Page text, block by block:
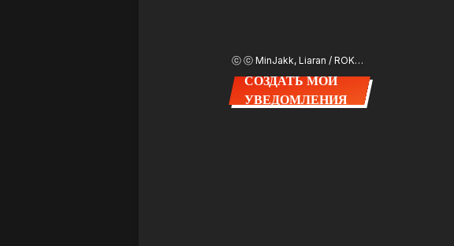
ⓒ ​ⓒ MinJakk, Liaran / ROKMEDIA
СОЗДАТЬ МОИ
УВЕДОМЛЕНИЯ